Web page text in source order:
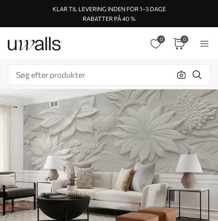
KLAR TIL LEVERING INDEN FOR 1–3 DAGE
RABATTER PÅ 40 %
0 0